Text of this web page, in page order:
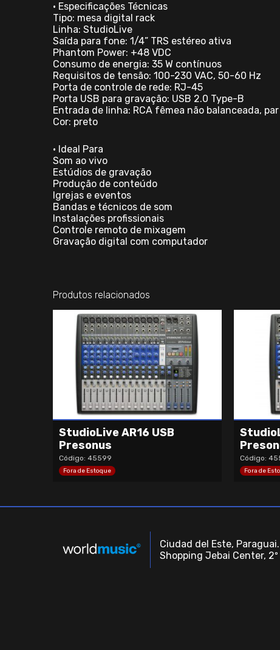
• Especificações Técnicas
Tipo: mesa digital rack
Linha: StudioLive
Saída para fone: 1/4” TRS estéreo ativa
Phantom Power: +48 VDC
Consumo de energia: 35 W contínuos
Requisitos de tensão: 100-230 VAC, 50-60 Hz
Porta de controle de rede: RJ-45
Porta USB para gravação: USB 2.0 Type-B
Entrada de linha: RCA fêmea não balanceada,
Cor: preto
• Ideal Para
Som ao vivo
Estúdios de gravação
Produção de conteúdo
Igrejas e eventos
Bandas e técnicos de som
Instalações profissionais
Controle remoto de mixagem
Gravação digital com computador
Produtos relacionados
StudioLive AR16 USB
Presonus
Código: 45599
Fora de Estoque
Código:
Fora de
Ciudad del Este, Paraguai.
Shopping Jebai Center, 2º